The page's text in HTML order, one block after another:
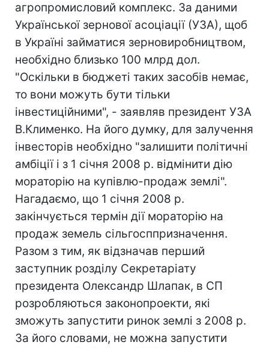
агропромисловий комплекс. За даними
Української зернової асоціації (УЗА), щоб
в Україні займатися зерновиробництвом,
необхідно близько 100 млрд дол.
"Оскільки в бюджеті таких засобів немає,
то вони можуть бути тільки
інвестиційними", - заявляв президент УЗА
В.Клименко. На його думку, для залучення
інвесторів необхідно "залишити політичні
амбіції і з 1 січня 2008 р. відмінити дію
мораторію на купівлю-продаж землі".
Нагадаємо, що 1 січня 2008 р.
закінчується термін дії мораторію на
продаж земель сільгосппризначення.
Разом з тим, як відзначав перший
заступник розділу Секретаріату
президента Олександр Шлапак, в СП
розробляються законопроекти, які
зможуть запустити ринок землі з 2008 р.
За його словами, не можна запустити